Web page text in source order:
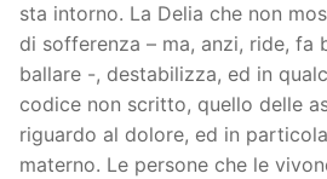
sta intorno. La Delia che non
di sofferenza – ma, anzi, ride, fa
ballare -, destabilizza, ed in
codice non scritto, quello delle
riguardo al dolore, ed in
materno. Le persone che le